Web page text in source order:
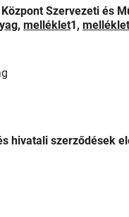
Szervezeti és
melléklet1,
szerződések